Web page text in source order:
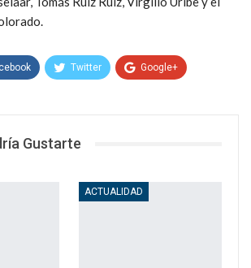
Twitter Google+
Gustarte
ACTUALIDAD